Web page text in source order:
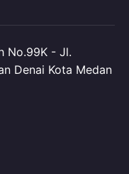
No.99K - Jl.
Denai Kota Medan